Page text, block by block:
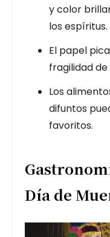
y color
los espíritus.
El papel
fragilidad de
Los
difuntos
favoritos.
Día de